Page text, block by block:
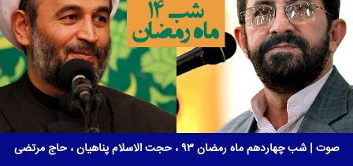
صوت | شب چهاردهم ماه رمضان ۹۳ ، حجت الاسلام پناهیان ، حاج مرتضی